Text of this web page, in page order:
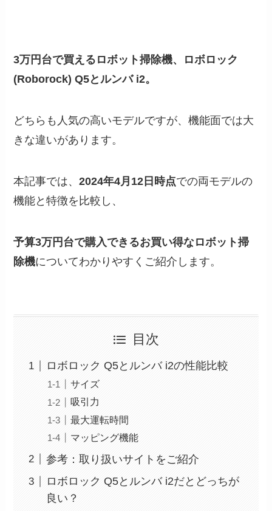
3万円台で買えるロボット掃除機、ロボロック
(Roborock) Q5とルンバ i2。
どちらも人気の高いモデルですが、機能面では大
きな違いがあります。
本記事では、2024年4月12日時点での両モデルの
機能と特徴を比較し、
予算3万円台で購入できるお買い得なロボット掃
除機についてわかりやすくご紹介します。
目次
ロボロック Q5とルンバ i2の性能比較
サイズ
吸引力
最大運転時間
マッピング機能
参考：取り扱いサイトをご紹介
ロボロック Q5とルンバ i2だとどっちが
良い？